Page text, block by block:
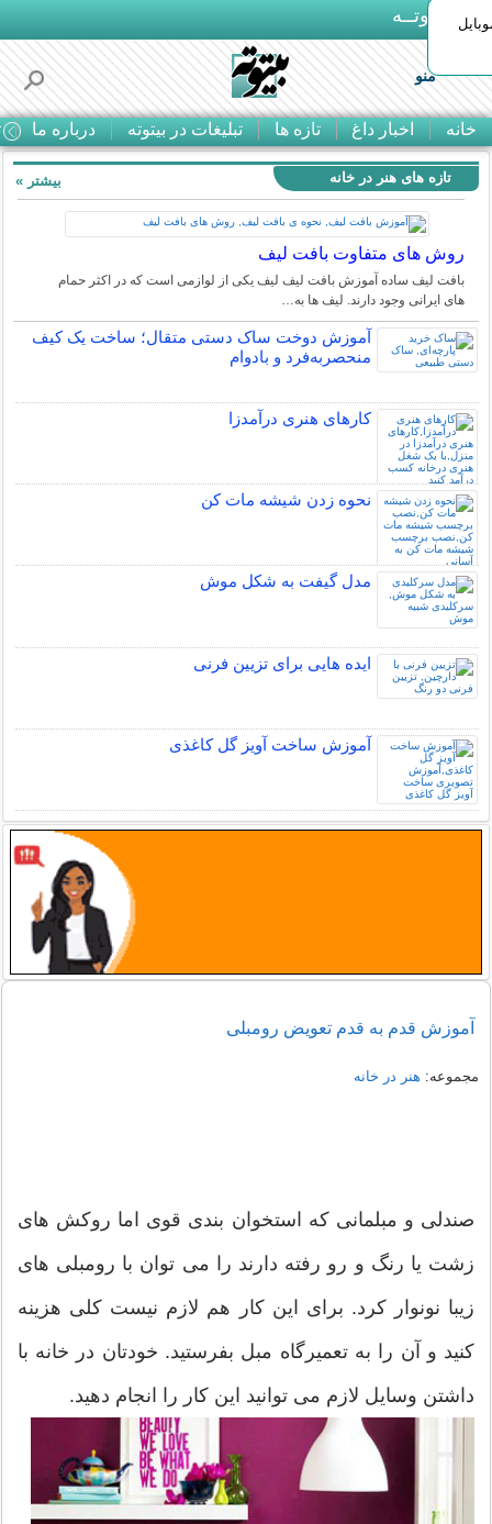
بـیتوتــه
منو
خانه اخبار داغ تازه ها تبلیغات در بیتوته درباره ما
تازه های هنر در خانه
روش های متفاوت بافت لیف
بافت لیف ساده آموزش بافت لیف لیف یکی از لوازمی است که در اکثر حمام
های ایرانی وجود دارند. لیف ها به…
آموزش دوخت ساک دستی متقال؛ ساخت یک کیف
منحصربه‌فرد و بادوام
کارهای هنری درآمدزا
نحوه زدن شیشه مات کن
مدل گیفت به شکل موش
ایده هایی برای تزیین فرنی
آموزش ساخت آویز گل کاغذی
بیشتر »
آموزش قدم به قدم تعویض رومبلی
مجموعه: هنر در خانه
صندلی و مبلمانی که استخوان بندی قوی اما روکش های
زشت یا رنگ و رو رفته دارند را می توان با رومبلی های
زیبا نونوار کرد. برای این کار هم لازم نیست کلی هزینه
کنید و آن را به تعمیرگاه مبل بفرستید. خودتان در خانه با
داشتن وسایل لازم می توانید این کار را انجام دهید.